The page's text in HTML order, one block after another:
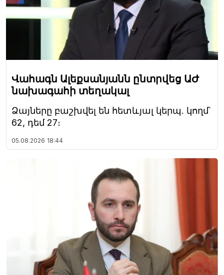
Վահագն Ալեքսանյանն ընտրվեց ԱԺ
նախագահի տեղակալ
Ձայները բաշխվել են հետևյալ կերպ. կողմ՝
62, դեմ 27։
05.08.2026 18:44